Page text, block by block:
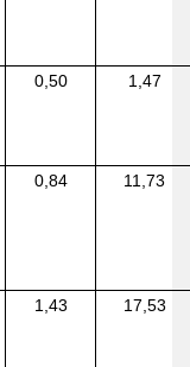
0,50 1,47
0,84 11,73
1,43 17,53